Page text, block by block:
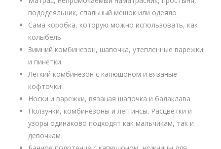
пододеяльник, спальный мешок или одеяло
Сама коробка, которую можно использовать, как
колыбель
Зимний комбинезон, шапочка, утепленные варежки
и пинетки
Легкий комбинезон с капюшоном и вязаные
кофточки
Носки и варежки, вязаная шапочка и балаклава
Ползунки, комбинезоны и леггинсы. Расцветки и
узоры одинаково подходят как мальчикам, так и
девочкам